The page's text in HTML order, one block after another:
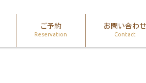
ご予約
Reservation
お問い合わせ
Contact